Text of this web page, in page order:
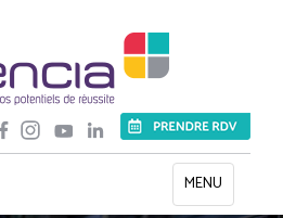
Toggle
navigation
MENU